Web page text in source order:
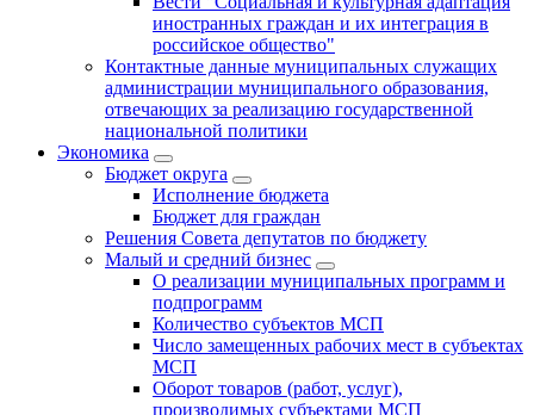
иностранных граждан и их интеграция в
российское общество"
Контактные данные муниципальных служащих
администрации муниципального образования,
отвечающих за реализацию государственной
национальной политики
Экономика
Бюджет округa
Исполнение бюджета
Бюджет для граждан
Решения Совета депутатов по бюджету
Малый и средний бизнес
О реализации муниципальных программ и
подпрограмм
Количество субъектов МСП
Число замещенных рабочих мест в субъектах
МСП
Оборот товаров (работ, услуг),
производимых субъектами МСП